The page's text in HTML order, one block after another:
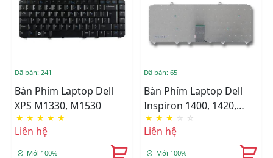
Đã bán: 241
Bàn Phím Laptop Dell
XPS M1330, M1530
★ ★ ★ ★ ★
Liên hệ
Mới 100%
Đã bán: 65
Bàn Phím Laptop Dell
Inspiron 1400, 1420,
1520, 1521,
1525,1526,1427,1318,
1410,1500, 1540
★ ★ ★ ☆ ☆
Liên hệ
Mới 100%